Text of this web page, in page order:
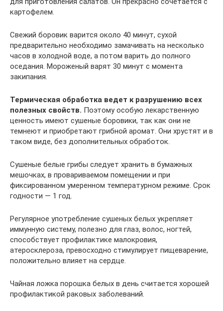
картофелем.
Свежий боровик варится около 40 минут, сухой
предварительно необходимо замачивать на несколько
часов в холодной воде, а потом варить до полного
оседания. Мороженый варят 30 минут с момента
закипания.
Термическая обработка ведет к разрушению всех
полезных свойств. Поэтому особую лекарственную
ценность имеют сушеные боровики, так как они не
темнеют и приобретают грибной аромат. Они хрустят и в
таком виде, без дополнительных обработок.
Сушеные белые грибы следует хранить в бумажных
мешочках, в провариваемом помещении и при
фиксированном умеренном температурном режиме. Срок
годности — 1 год.
Регулярное употребление сушеных белых укрепляет
иммунную систему, полезно для глаз, волос, ногтей,
способствует профилактике малокровия,
атеросклероза, превосходно стимулирует пищеварение,
положительно влияет на сердце.
Чайная ложка порошка белых в день считается хорошей
профилактикой раковых заболеваний.